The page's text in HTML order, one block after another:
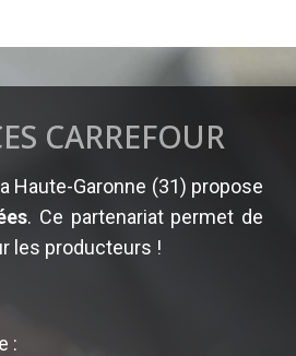
CARREFOUR
Haute-Garonne (31) propose
. Ce partenariat permet de
les producteurs !
: